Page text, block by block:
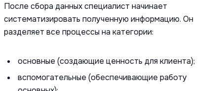
После сбора данных специалист начинает
систематизировать полученную информацию. Он
разделяет все процессы на категории:
основные (создающие ценность для клиента);
вспомогательные (обеспечивающие работу